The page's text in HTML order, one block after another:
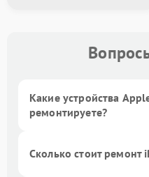
Какие устройства
ремонтируете?
Сколько стоит ремонт